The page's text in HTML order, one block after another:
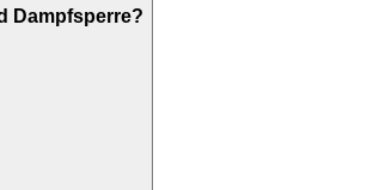
Dampfsperre?